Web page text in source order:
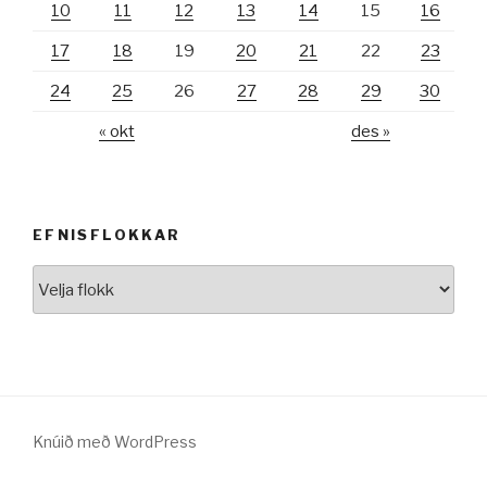
10 11 12 13 14 15 16
17 18 19 20 21 22 23
24 25 26 27 28 29 30
« okt des »
EFNISFLOKKAR
Knúið með WordPress